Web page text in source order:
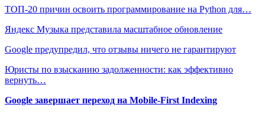
ТОП-20 причин освоить программирование на Python для…
Яндекс Музыка представила масштабное обновление
Google предупредил, что отзывы ничего не гарантируют
Юристы по взысканию задолженности: как эффективно
вернуть…
Google завершает переход на Mobile-First Indexing